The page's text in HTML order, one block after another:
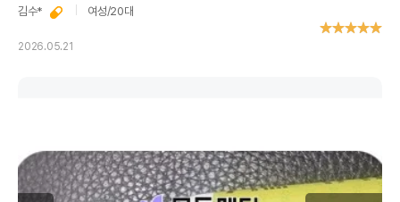
김수* 여성/20대
2026.05.21